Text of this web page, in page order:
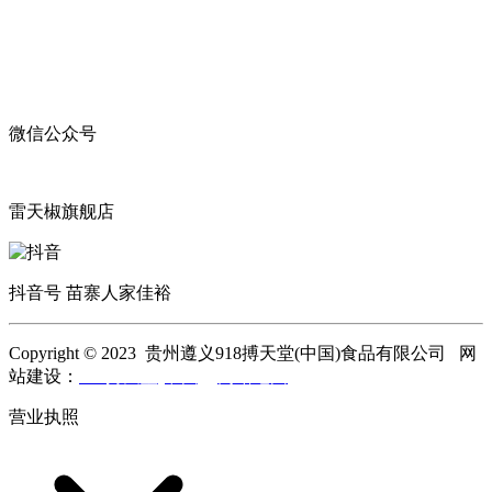
微信公众号
雷天椒旗舰店
抖音号 苗寨人家佳裕
Copyright © 2023 贵州遵义918搏天堂(中国)食品有限公司 网
站建设：
营业执照